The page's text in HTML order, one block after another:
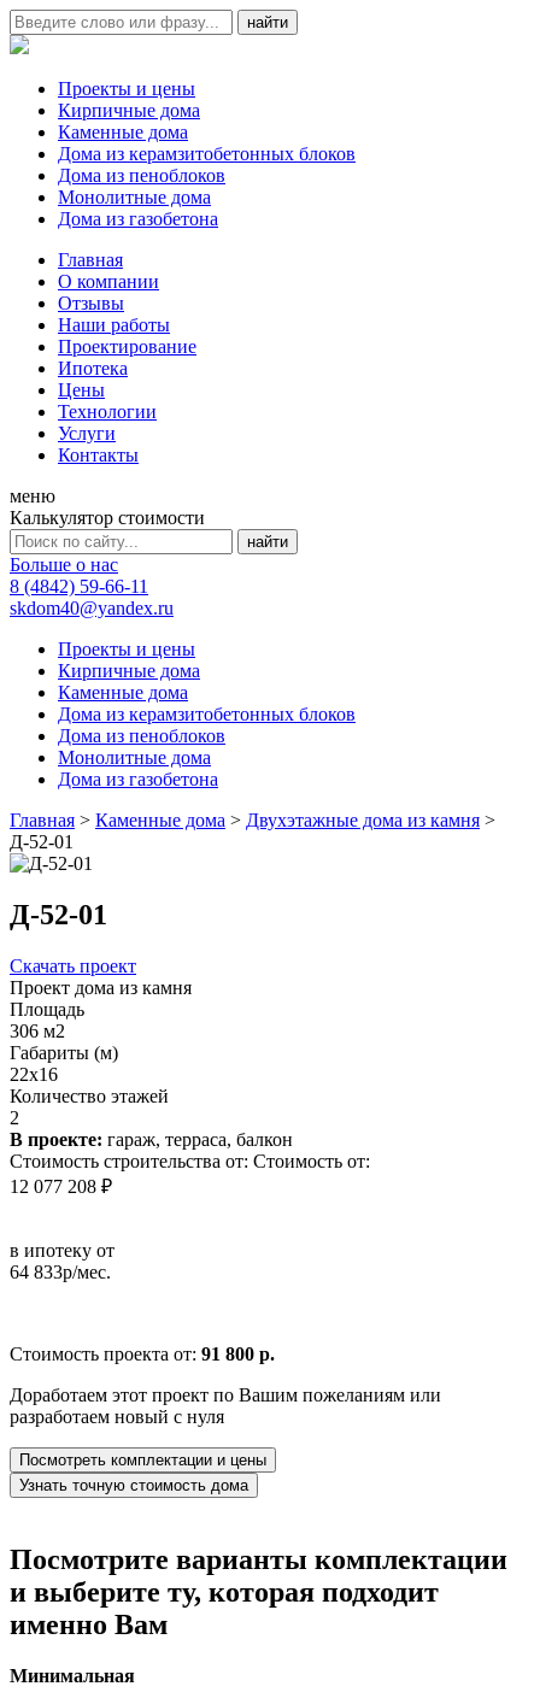
Проекты и цены
Кирпичные дома
Каменные дома
Дома из керамзитобетонных блоков
Дома из пеноблоков
Монолитные дома
Дома из газобетона
Главная
О компании
Отзывы
Наши работы
Проектирование
Ипотека
Цены
Технологии
Услуги
Контакты
меню
Калькулятор стоимости
Больше о нас
8 (4842) 59-66-11
skdom40@yandex.ru
Проекты и цены
Кирпичные дома
Каменные дома
Дома из керамзитобетонных блоков
Дома из пеноблоков
Монолитные дома
Дома из газобетона
Главная > Каменные дома > Двухэтажные дома из камня >
Д-52-01
Д-52-01
Скачать проект
Проект дома из камня
Площадь
306 м2
Габариты (м)
22x16
Количество этажей
2
В проекте: гараж, терраса, балкон
Стоимость строительства от: Стоимость от:
12 077 208 ₽
в ипотеку от
64 833р/мес.
Стоимость проекта от: 91 800 р.
Доработаем этот проект по Вашим пожеланиям или
разработаем новый с нуля
Посмотреть комплектации и цены
Узнать точную стоимость дома
Посмотрите варианты комплектации
и выберите ту, которая подходит
именно Вам
Минимальная